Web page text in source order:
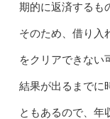
期的に返済するも
そのため、借り入
をクリアできない
結果が出るまでに
ともあるので、年